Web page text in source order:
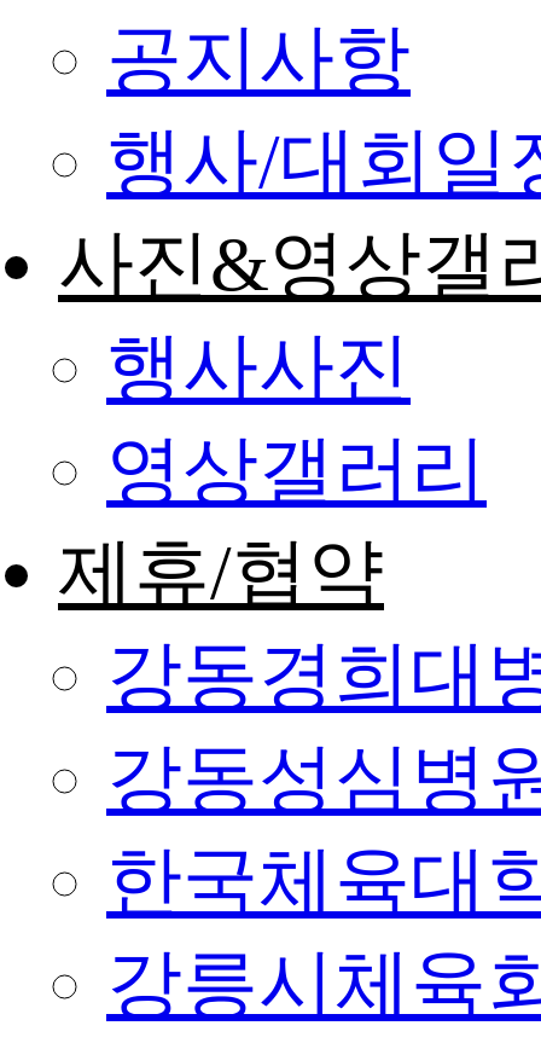
공지사항
행사/대회일
사진&영상갤
행사사진
영상갤러리
제휴/협약
강동경희대
강동성심병
한국체육대
강릉시체육